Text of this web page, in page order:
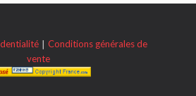
∣ Conditions générales de
vente